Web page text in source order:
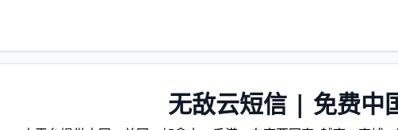
无敌云短信 | 免费中